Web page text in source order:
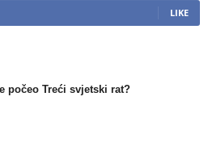
LIKE
počeo Treći svjetski rat?